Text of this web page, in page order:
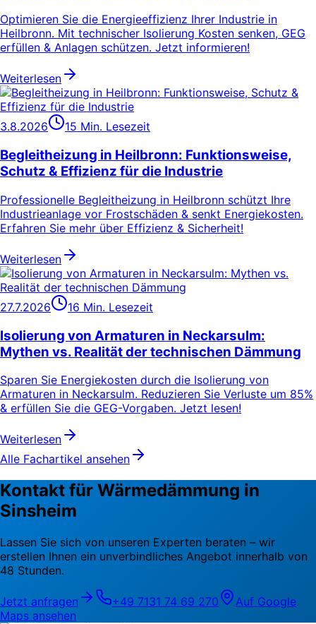
Optimieren Sie die Energieeffizienz Ihrer Industrie in
Heilbronn. Mit technischer Isolierung Kosten senken, GEG
erfüllen & Anlagen schützen. Jetzt informieren!
Weiterlesen
3.8.2026 15 Min. Lesezeit
Begleitheizung in Heilbronn: Funktionsweise,
Schutz & Effizienz für die Industrie
Professionelle Begleitheizung in Heilbronn schützt Ihre
Industrieanlage vor Frostschäden & senkt Energiekosten.
Erfahren Sie mehr über Effizienz & Sicherheit!
Weiterlesen
27.7.2026 16 Min. Lesezeit
Isolierung von Armaturen in Neckarsulm:
Mythen vs. Realität der technischen Dämmung
Sparen Sie Energiekosten durch die Isolierung von
Armaturen in Neckarsulm. Reduzieren Sie Verluste um 85%
& erfüllen Sie die GEG-Vorgaben. Jetzt lesen!
Weiterlesen
Alle Fachartikel ansehen
Kontakt für Wärmedämmung in
Sinsheim
Lassen Sie sich von unseren Experten beraten – wir
erstellen Ihnen ein unverbindliches Angebot innerhalb von
48 Stunden.
Jetzt anfragen +49 7131 74 69 270
Auf Google
Maps ansehen